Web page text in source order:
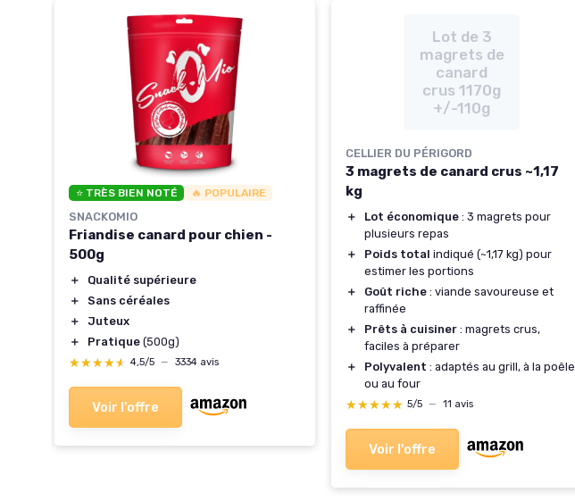
⭐ TRÈS BIEN NOTÉ 🔥 POPULAIRE
SNACKOMIO
Friandise canard pour chien -
500g
＋
Qualité supérieure
＋
Sans céréales
＋
Juteux
＋
Pratique (500g)
★★★★★
★★★★★ 4,5/5 — 3334 avis
Voir l'offre
Lot de 3
magrets de
canard
crus 1170g
+/-110g
CELLIER DU PÉRIGORD
3 magrets de canard crus ~1,17
kg
＋ Lot économique : 3 magrets pour
plusieurs repas
＋
Poids total indiqué (~1,17 kg) pour
estimer les portions
＋
Goût riche : viande savoureuse et
raffinée
＋
Prêts à cuisiner : magrets crus,
faciles à préparer
＋
Polyvalent : adaptés au grill, à la poêle
ou au four
★★★★★
★★★★★ 5/5 — 11 avis
Voir l'offre